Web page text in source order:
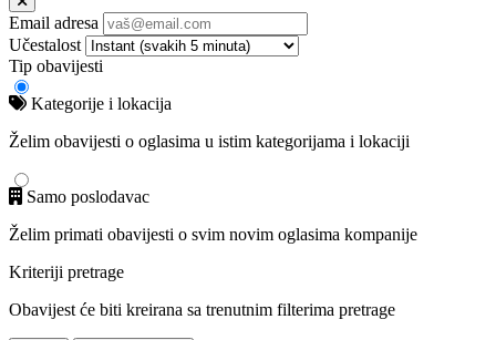
Email adresa
Učestalost
Tip obavijesti
Kategorije i lokacija
Želim obavijesti o oglasima u istim kategorijama i lokaciji
Samo poslodavac
Želim primati obavijesti o svim novim oglasima kompanije
Kriteriji pretrage
Obavijest će biti kreirana sa trenutnim filterima pretrage